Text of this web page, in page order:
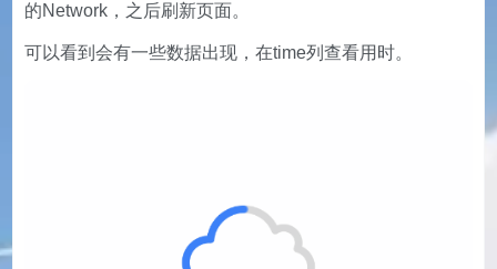
的Network，之后刷新页面。
可以看到会有一些数据出现，在time列查看用时。